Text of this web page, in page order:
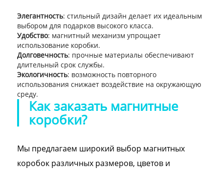
Элегантность: стильный дизайн делает их идеальным
выбором для подарков высокого класса.
Удобство: магнитный механизм упрощает
использование коробки.
Долговечность: прочные материалы обеспечивают
длительный срок службы.
Экологичность: возможность повторного
использования снижает воздействие на окружающую
среду.
Как заказать магнитные
коробки?
Мы предлагаем широкий выбор магнитных
коробок различных размеров, цветов и